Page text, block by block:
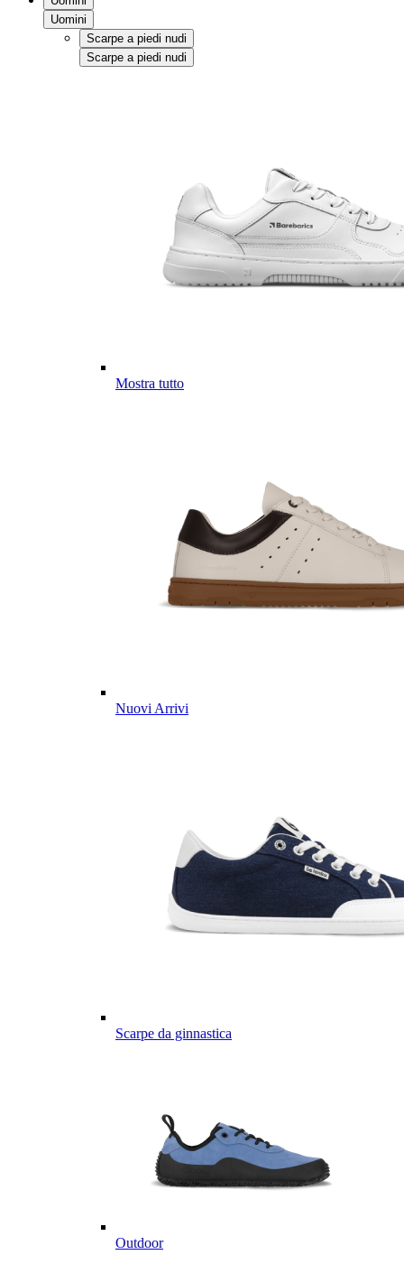
Uomini
Scarpe a piedi nudi
Scarpe a piedi nudi
Mostra tutto
Nuovi Arrivi
Scarpe da ginnastica
Outdoor